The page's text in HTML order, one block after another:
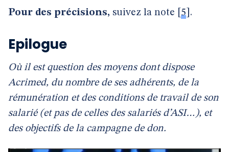
Pour des précisions, suivez la note 5 .
Epilogue
Où il est question des moyens dont dispose
Acrimed, du nombre de ses adhérents, de la
rémunération et des conditions de travail de son
salarié (et pas de celles des salariés d’ASI…), et
des objectifs de la campagne de don.